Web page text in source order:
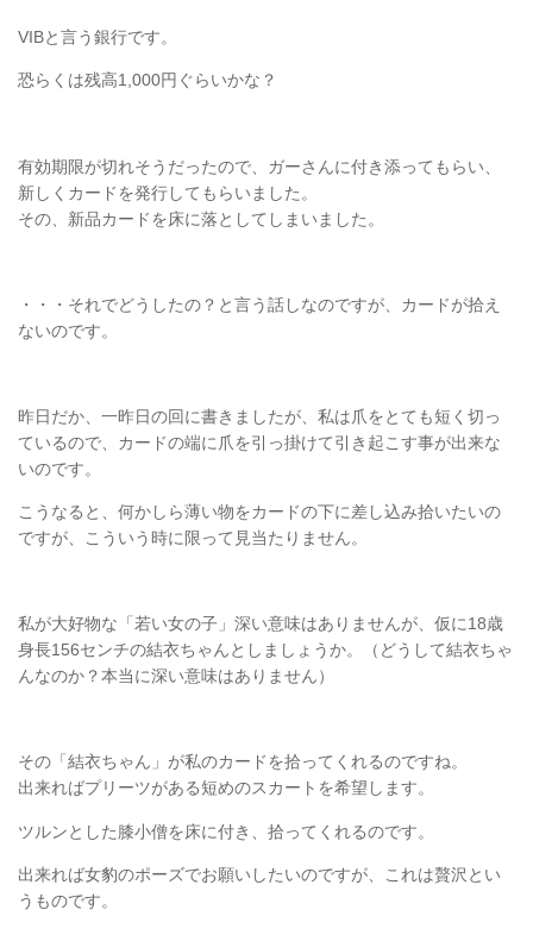
VIBと言う銀行です。
恐らくは残高1,000円ぐらいかな？
有効期限が切れそうだったので、ガーさんに付き添ってもらい、
新しくカードを発行してもらいました。
その、新品カードを床に落としてしまいました。
・・・それでどうしたの？と言う話しなのですが、カードが拾え
ないのです。
昨日だか、一昨日の回に書きましたが、私は爪をとても短く切っ
ているので、カードの端に爪を引っ掛けて引き起こす事が出来な
いのです。
こうなると、何かしら薄い物をカードの下に差し込み拾いたいの
ですが、こういう時に限って見当たりません。
私が大好物な「若い女の子」深い意味はありませんが、仮に18歳
身長156センチの結衣ちゃんとしましょうか。（どうして結衣ちゃ
んなのか？本当に深い意味はありません）
その「結衣ちゃん」が私のカードを拾ってくれるのですね。
出来ればプリーツがある短めのスカートを希望します。
ツルンとした膝小僧を床に付き、拾ってくれるのです。
出来れば女豹のポーズでお願いしたいのですが、これは贅沢とい
うものです。